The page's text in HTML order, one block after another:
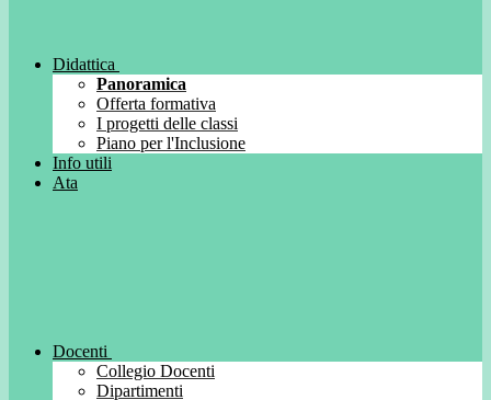
Didattica
Panoramica
Offerta formativa
I progetti delle classi
Piano per l'Inclusione
Info utili
Ata
Docenti
Collegio Docenti
Dipartimenti